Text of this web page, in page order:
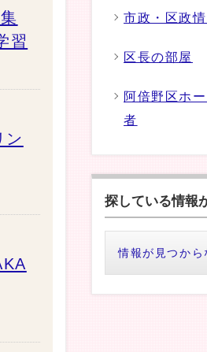
習
ン
市政・区政情
区長の部屋
阿倍野区ホ
者
探している情報
情報が見つから